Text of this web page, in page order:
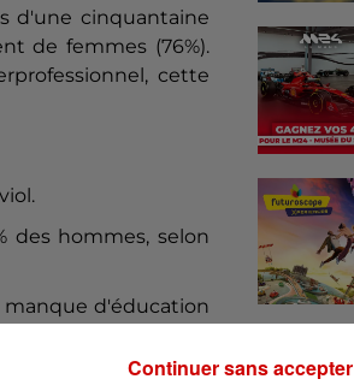
d'une cinquantaine
de femmes (76%).
cette
viol.
des hommes, selon
manque d'éducation
: pour 24% d'entreContinuer sans accepter